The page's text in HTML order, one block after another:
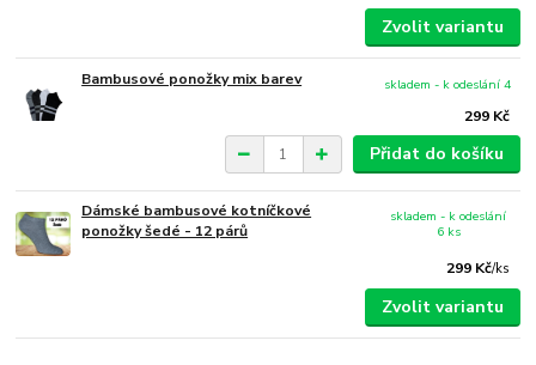
Zvolit variantu
Bambusové ponožky mix barev
299 Kč
skladem - k odeslání 4
Přidat do košíku
Dámské bambusové kotníčkové
ponožky šedé - 12 párů
299 Kč/ks
skladem - k odeslání
6 ks
Zvolit variantu